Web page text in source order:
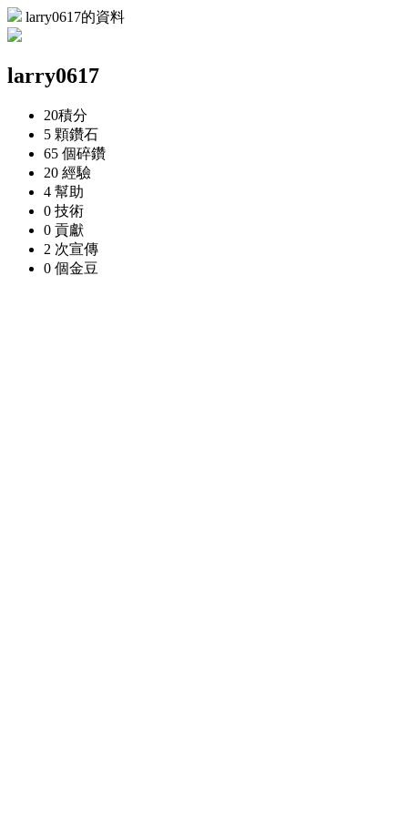
larry0617的資料
larry0617
20積分
5 顆鑽石
65 個碎鑽
20 經驗
4 幫助
0 技術
0 貢獻
2 次宣傳
0 個金豆